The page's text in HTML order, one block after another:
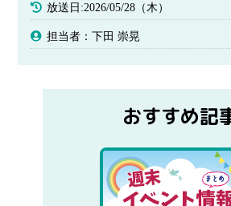
放送日:2026/05/28（木）
担当者：下田 崇晃
おすすめ記